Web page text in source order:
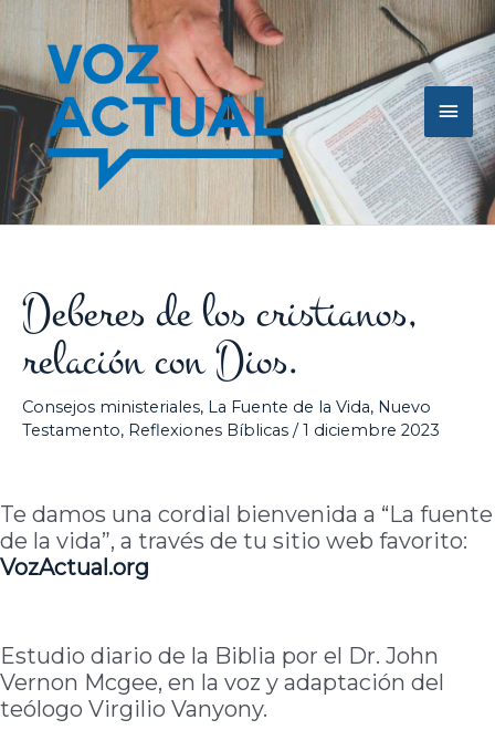
contenido
Deberes de los cristianos,
relación con Dios.
Consejos ministeriales, La Fuente de la Vida, Nuevo
Testamento, Reflexiones Bíblicas /1 diciembre 2023
Te damos una cordial bienvenida a “La fuente
de la vida”, a través de tu sitio web favorito:
VozActual.org
Estudio diario de la Biblia por el Dr. John
Vernon Mcgee, en la voz y adaptación del
teólogo Virgilio Vanyony.